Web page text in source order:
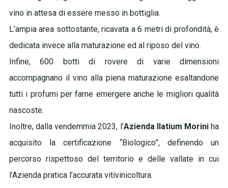
vino in attesa di essere messo in bottiglia.
L’ampia area sottostante, ricavata a 6 metri di profondità, è
dedicata invece alla maturazione ed al riposo del vino.
Infine, 600 botti di rovere di varie dimensioni
accompagnano il vino alla piena maturazione esaltandone
tutti i profumi per farne emergere anche le migliori qualità
nascoste.
Inoltre, dalla vendemmia 2023, l’Azienda Ilatium Moriniha
acquisito la certificazione “Biologico”, definendo un
percorso rispettoso del territorio e delle vallate in cui
l’Azienda pratica l’accurata vitivinicoltura.